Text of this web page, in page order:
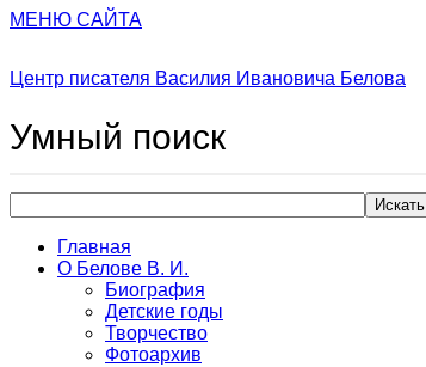
МЕНЮ САЙТА
Центр писателя Василия Ивановича Белова
Умный поиск
Искать
Главная
О Белове В. И.
Биография
Детские годы
Творчество
Фотоархив